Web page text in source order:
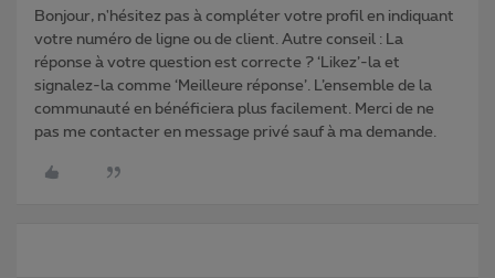
Bonjour, n'hésitez pas à compléter votre profil en indiquant
votre numéro de ligne ou de client. Autre conseil : La
réponse à votre question est correcte ? ‘Likez’-la et
signalez-la comme ‘Meilleure réponse’. L’ensemble de la
communauté en bénéficiera plus facilement. Merci de ne
pas me contacter en message privé sauf à ma demande.